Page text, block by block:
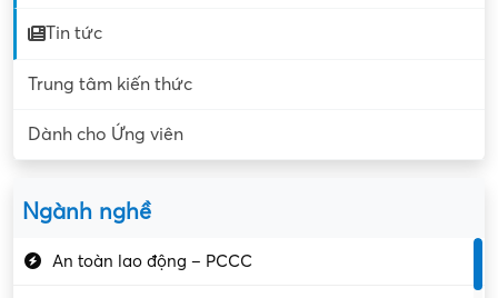
Tin tức
Trung tâm kiến thức
Dành cho Ứng viên
Ngành nghề
An toàn lao động – PCCC